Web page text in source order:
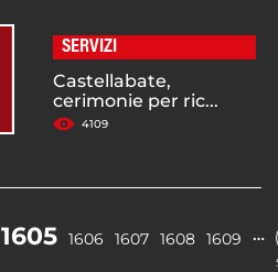
SERVIZI
Castellabate,
cerimonie per ric...
4109
1605 1606 1607 1608 1609 …